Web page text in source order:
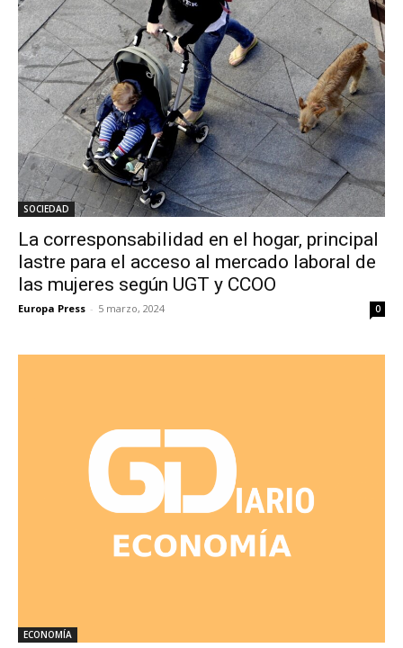
SOCIEDAD
La corresponsabilidad en el hogar, principal
lastre para el acceso al mercado laboral de
las mujeres según UGT y CCOO
Europa Press - 5 marzo, 2024 0
ECONOMÍA